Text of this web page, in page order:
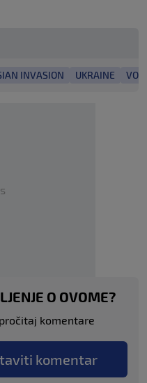
INVASION UKRAINE
O OVOME?
komentare
komentar